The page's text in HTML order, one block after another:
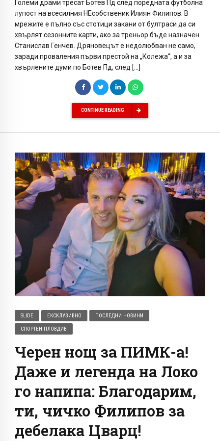
Големи драми тресат Ботев Пд след поредната футболна
лупост на всесилния НЕсобственик Илиян Филипов. В
мрежите е пълно със стотици закани от бултраси да си
хвърлят сезонните карти, ако за треньор бъде назначен
Станислав Генчев. Дряновецът е недолюбван не само,
заради проваления първи престой на „Колежа“, а и за
хвърлените думи по Ботев Пд, след […]
CONTINUE READING
SLIDE ЕКСКЛУЗИВНО ПОСЛЕДНИ НОВИНИ
СПОРТЕН ПЛОВДИВ
Черен нощ за ПИМК-а!
Даже и легенда на Локо
го напипа: Благодарим,
ти, чичко Филипов за
дебелака Цварц!